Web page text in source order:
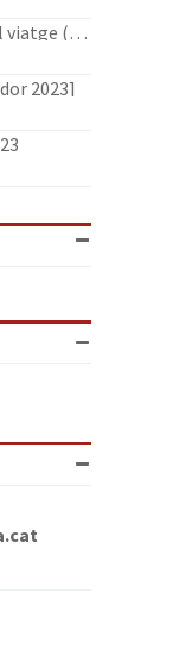
Frieren: Més enllà de la fi del viatge (anime)
2023]